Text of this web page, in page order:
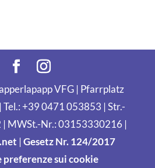
VFG | Pfarrplatz
+39 0471 053853 | Str.-
MWSt.-Nr.: 03153330216 |
|Gesetz Nr. 124/2017
preferenze sui cookie